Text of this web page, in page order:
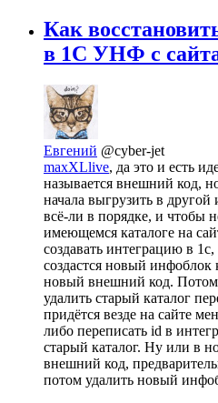
Как
в 1С УНФ с
Евгений @cyber-jet
maxXLlive, да это и есть
называется внешний код,
начала выгрузить в
всё-ли в порядке, и чтобы
имеющемся каталоге на
создавать интеграцию в
создастся новый инфоблок
новый внешний код. Потом
удалить старый каталог
придётся везде на сайте
либо переписать id в
старый каталог. Ну или в
внешний код,
потом удалить новый